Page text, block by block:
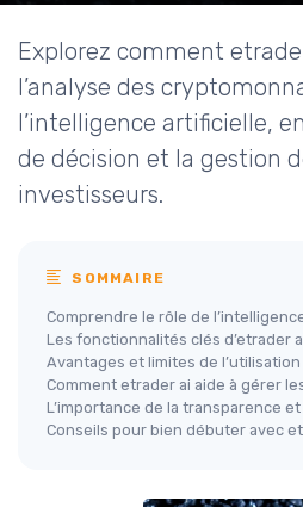
Explorez comment
l’analyse des
l’intelligence artificielle,
de décision et la gestion
investisseurs.
SOMMAIRE
Comprendre le rôle de
Les fonctionnalités clés d’etrader
Avantages et limites de l’utilisation
Comment etrader ai aide à gérer
L’importance de la transparence
Conseils pour bien débuter avec